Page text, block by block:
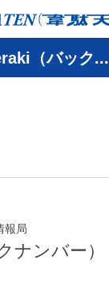
（バック...
報局
ナンバー）